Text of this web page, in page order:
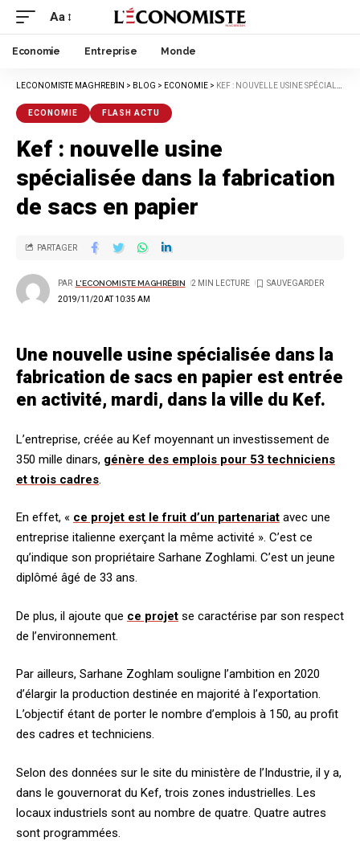
Aa
Economie Entreprise Monde
LECONOMISTE MAGHREBIN > BLOG > ECONOMIE > KEF : NOUVELLE USINE SPÉCIALISÉE DANS LA FABRICATION DE SACS EN PAPIER
ECONOMIE FLASH ACTU
Kef : nouvelle usine
spécialisée dans la fabrication
de sacs en papier
2019/11/20 AT 10:35 AM
PAR L'ECONOMISTE MAGHRÉBIN 2 MIN LECTURE
PARTAGER
Une nouvelle usine spécialisée dans la
fabrication de sacs en papier est entrée
en activité, mardi, dans la ville du Kef.
L’entreprise, créée au Kef moyennant un investissement de
350 mille dinars, génère des emplois pour 53 techniciens
et trois cadres
En effet, « ce projet est le fruit d’un partenariat avec une
entreprise italienne exerçant la même activité ». C’est ce
qu’indique son propriétaire Sarhane Zoghlami. C’est un jeune
diplômé âgé de 33 ans.
De plus, il ajoute que ce projet se caractérise par son respect
de l’environnement.
Par ailleurs, Sarhane Zoghlam souligne l’ambition en 2020
d’élargir la production destinée en majorité à l’exportation.
L’objectif étant de porter le nombre d’emplois à 150, au profit
des cadres et techniciens.
Selon des données sur le site du ministère de l’Industrie, il y a,
dans le gouvernorat du Kef, trois zones industrielles. Les
locaux industriels sont au nombre de quatre. Quatre autres
sont programmées.